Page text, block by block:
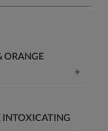
ORANGE
INTOXICATING